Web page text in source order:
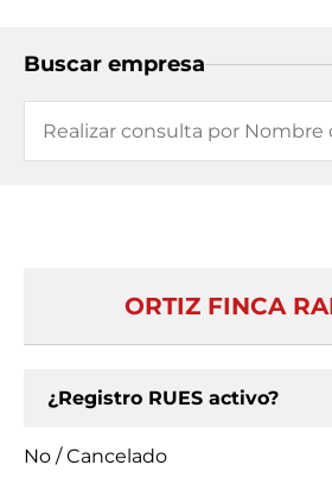
Buscar empresa
ORTIZ FINCA
¿Registro RUES activo?
No / Cancelado